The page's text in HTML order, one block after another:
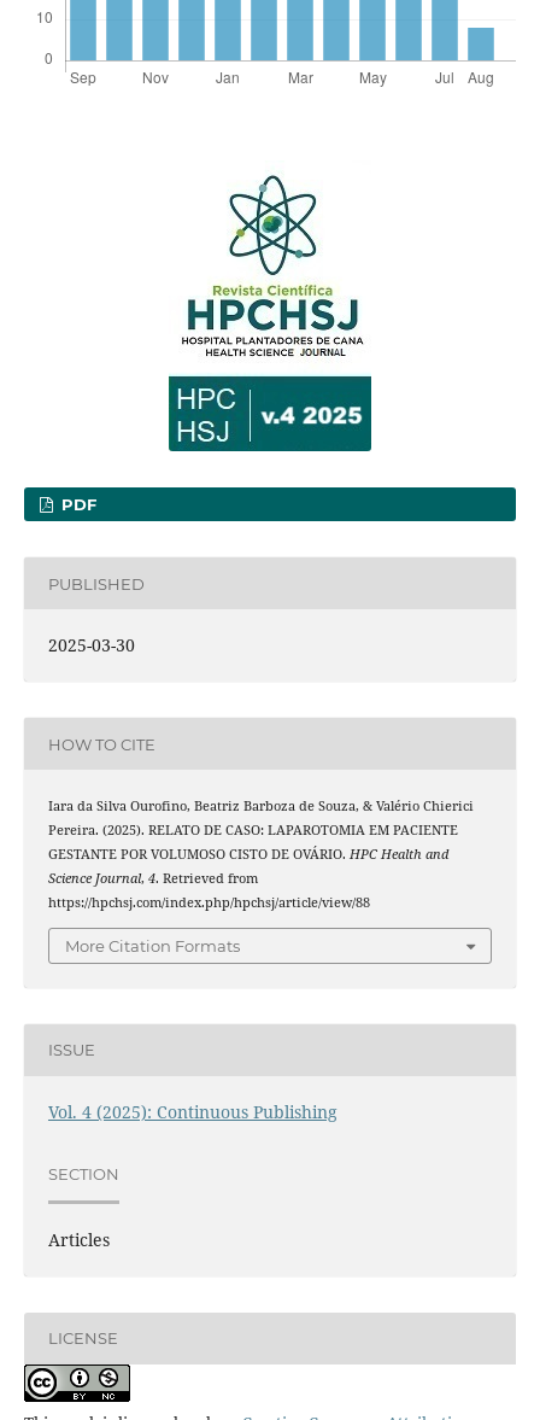
PDF
PUBLISHED
2025-03-30
HOW TO CITE
Iara da Silva Ourofino, Beatriz Barboza de Souza, & Valério Chierici
Pereira. (2025). RELATO DE CASO: LAPAROTOMIA EM PACIENTE
GESTANTE POR VOLUMOSO CISTO DE OVÁRIO. HPC Health and
Science Journal, 4. Retrieved from
https://hpchsj.com/index.php/hpchsj/article/view/88
More Citation Formats
ISSUE
Vol. 4 (2025): Continuous Publishing
SECTION
Articles
LICENSE